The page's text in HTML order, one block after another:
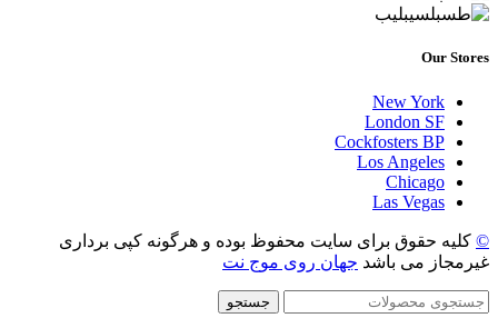
Our Stores
New York
London SF
Cockfosters BP
Los Angeles
Chicago
Las Vegas
© کلیه حقوق برای سایت محفوظ بوده و هرگونه کپی برداری
غیرمجاز می باشد جهان روی موج نت
جستجو